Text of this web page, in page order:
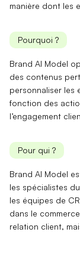
manière dont les
Pourquoi ?
Brand AI Model
des contenus
personnaliser les
fonction des
l’engagement
Pour qui ?
Brand AI Model
les spécialistes
les équipes de
dans le
relation client,